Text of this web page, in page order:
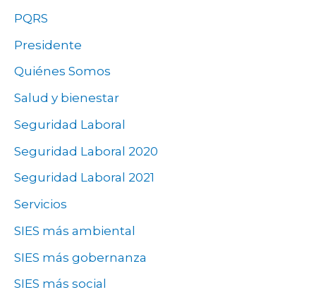
PQRS
Presidente
Quiénes Somos
Salud y bienestar
Seguridad Laboral
Seguridad Laboral 2020
Seguridad Laboral 2021
Servicios
SIES más ambiental
SIES más gobernanza
SIES más social